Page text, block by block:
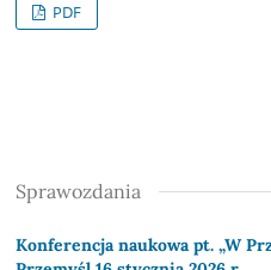
PDF
Sprawozdania
Konferencja naukowa pt. „W